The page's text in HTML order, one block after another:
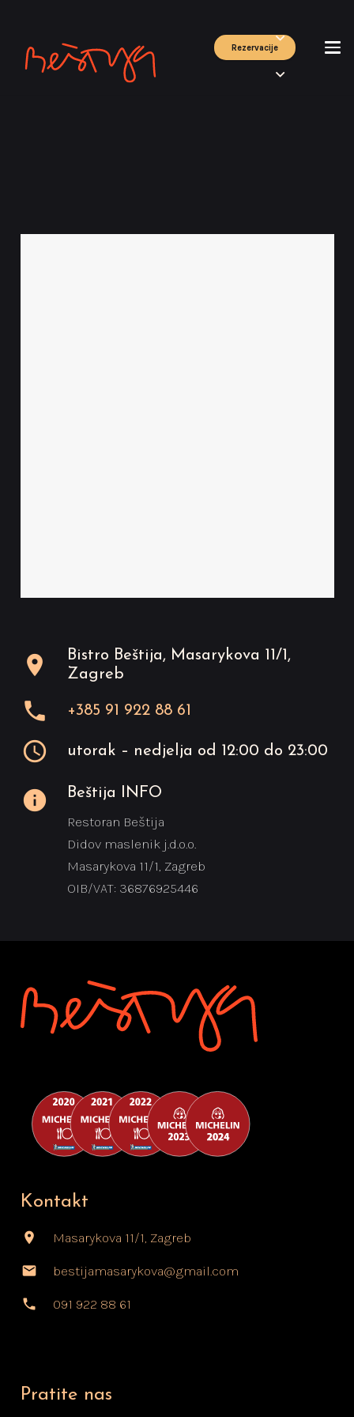
Rezervacije
location_on
Bistro Beštija, Masarykova 11/1,
Zagreb
phone +385 91 922 88 61
access_time utorak – nedjelja od 12:00 do 23:00
info
Beštija INFO
Restoran Beštija
Didov maslenik j.d.o.o.
Masarykova 11/1, Zagreb
OIB/VAT: 36876925446
Kontakt
location_on Masarykova 11/1, Zagreb
mail bestijamasarykova@gmail.com
phone 091 922 88 61
Pratite nas